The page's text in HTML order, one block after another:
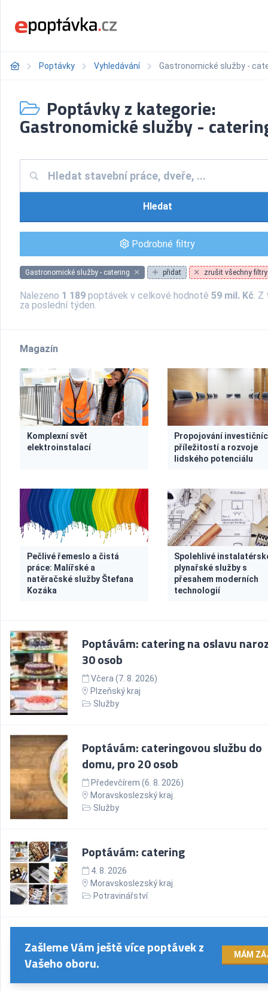
Poptávky Vyhledávání Gastronomické služby -
Poptávky z kategorie:
Gastronomické služby -
Hledat
Podrobné filtry
Gastronomické služby - catering přidat zrušit všechny filtry
Nalezeno 1 189 poptávek v celkové hodnotě 59 mil. Kč. Z
za poslední týden.
Magazín
Komplexní svět
elektroinstalací
Propojování
příležitostí a rozvoje
lidského potenciálu
Pečlivé řemeslo a čistá
práce: Malířské a
natěračské služby Štefana
Kozáka
Spolehlivé
plynařské služby s
přesahem moderních
technologií
Poptávám: catering na oslavu
30 osob
Včera (7. 8. 2026)
Plzeňský kraj
Služby
Poptávám: cateringovou službu do
domu, pro 20 osob
Předevčírem (6. 8. 2026)
Moravskoslezský kraj
Služby
Poptávám: catering
4. 8. 2026
Moravskoslezský kraj
Potravinářství
Zašleme Vám ještě více poptávek z
Vašeho oboru.
MÁM